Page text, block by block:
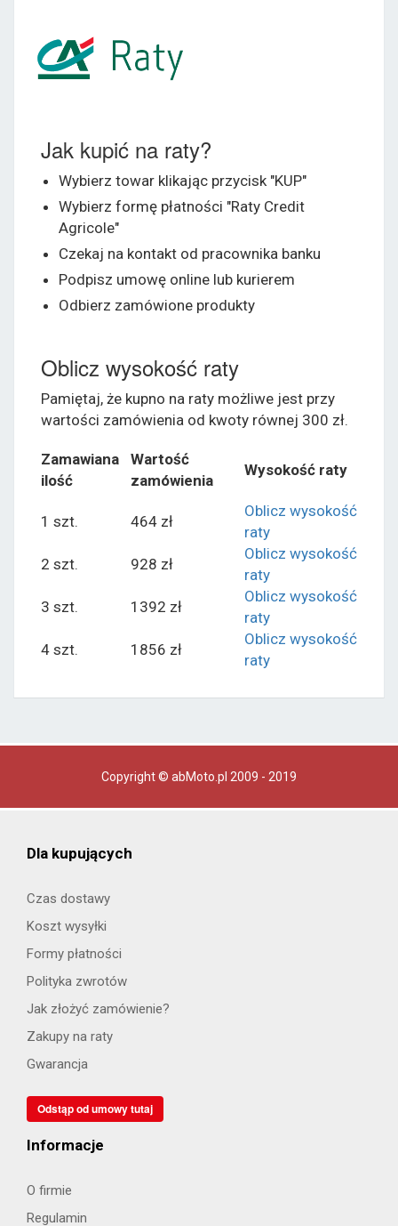
Jak kupić na raty?
Wybierz towar klikając przycisk "KUP"
Wybierz formę płatności "Raty Credit
Agricole"
Czekaj na kontakt od pracownika banku
Podpisz umowę online lub kurierem
Odbierz zamówione produkty
Oblicz wysokość raty
Pamiętaj, że kupno na raty możliwe jest przy
wartości zamówienia od kwoty równej 300 zł.
Zamawiana
ilość
Wartość
zamówienia
Wysokość raty
1 szt. 464 zł
Oblicz wysokość
raty
2 szt.
928 zł
Oblicz wysokość
raty
3 szt.
1392 zł
Oblicz wysokość
raty
4 szt.
1856 zł
Oblicz wysokość
raty
Copyright © abMoto.pl 2009 - 2019
Dla kupujących
Czas dostawy
Koszt wysyłki
Formy płatności
Polityka zwrotów
Jak złożyć zamówienie?
Zakupy na raty
Gwarancja
Odstąp od umowy tutaj
Informacje
O firmie
Regulamin